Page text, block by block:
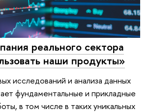
реального сектора
наши продукты»
исследований и анализа данных
фундаментальные и прикладные
в том числе в таких уникальных